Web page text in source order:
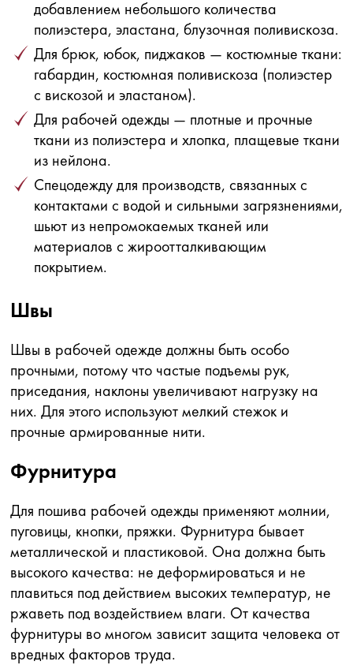
добавлением небольшого количества
полиэстера, эластана, блузочная поливискоза.
Для брюк, юбок, пиджаков — костюмные ткани:
габардин, костюмная поливискоза (полиэстер
с вискозой и эластаном).
Для рабочей одежды — плотные и прочные
ткани из полиэстера и хлопка, плащевые ткани
из нейлона.
Спецодежду для производств, связанных с
контактами с водой и сильными загрязнениями,
шьют из непромокаемых тканей или
материалов с жироотталкивающим
покрытием.
Швы
Швы в рабочей одежде должны быть особо
прочными, потому что частые подъемы рук,
приседания, наклоны увеличивают нагрузку на
них. Для этого используют мелкий стежок и
прочные армированные нити.
Фурнитура
Для пошива рабочей одежды применяют молнии,
пуговицы, кнопки, пряжки. Фурнитура бывает
металлической и пластиковой. Она должна быть
высокого качества: не деформироваться и не
плавиться под действием высоких температур, не
ржаветь под воздействием влаги. От качества
фурнитуры во многом зависит защита человека от
вредных факторов труда.